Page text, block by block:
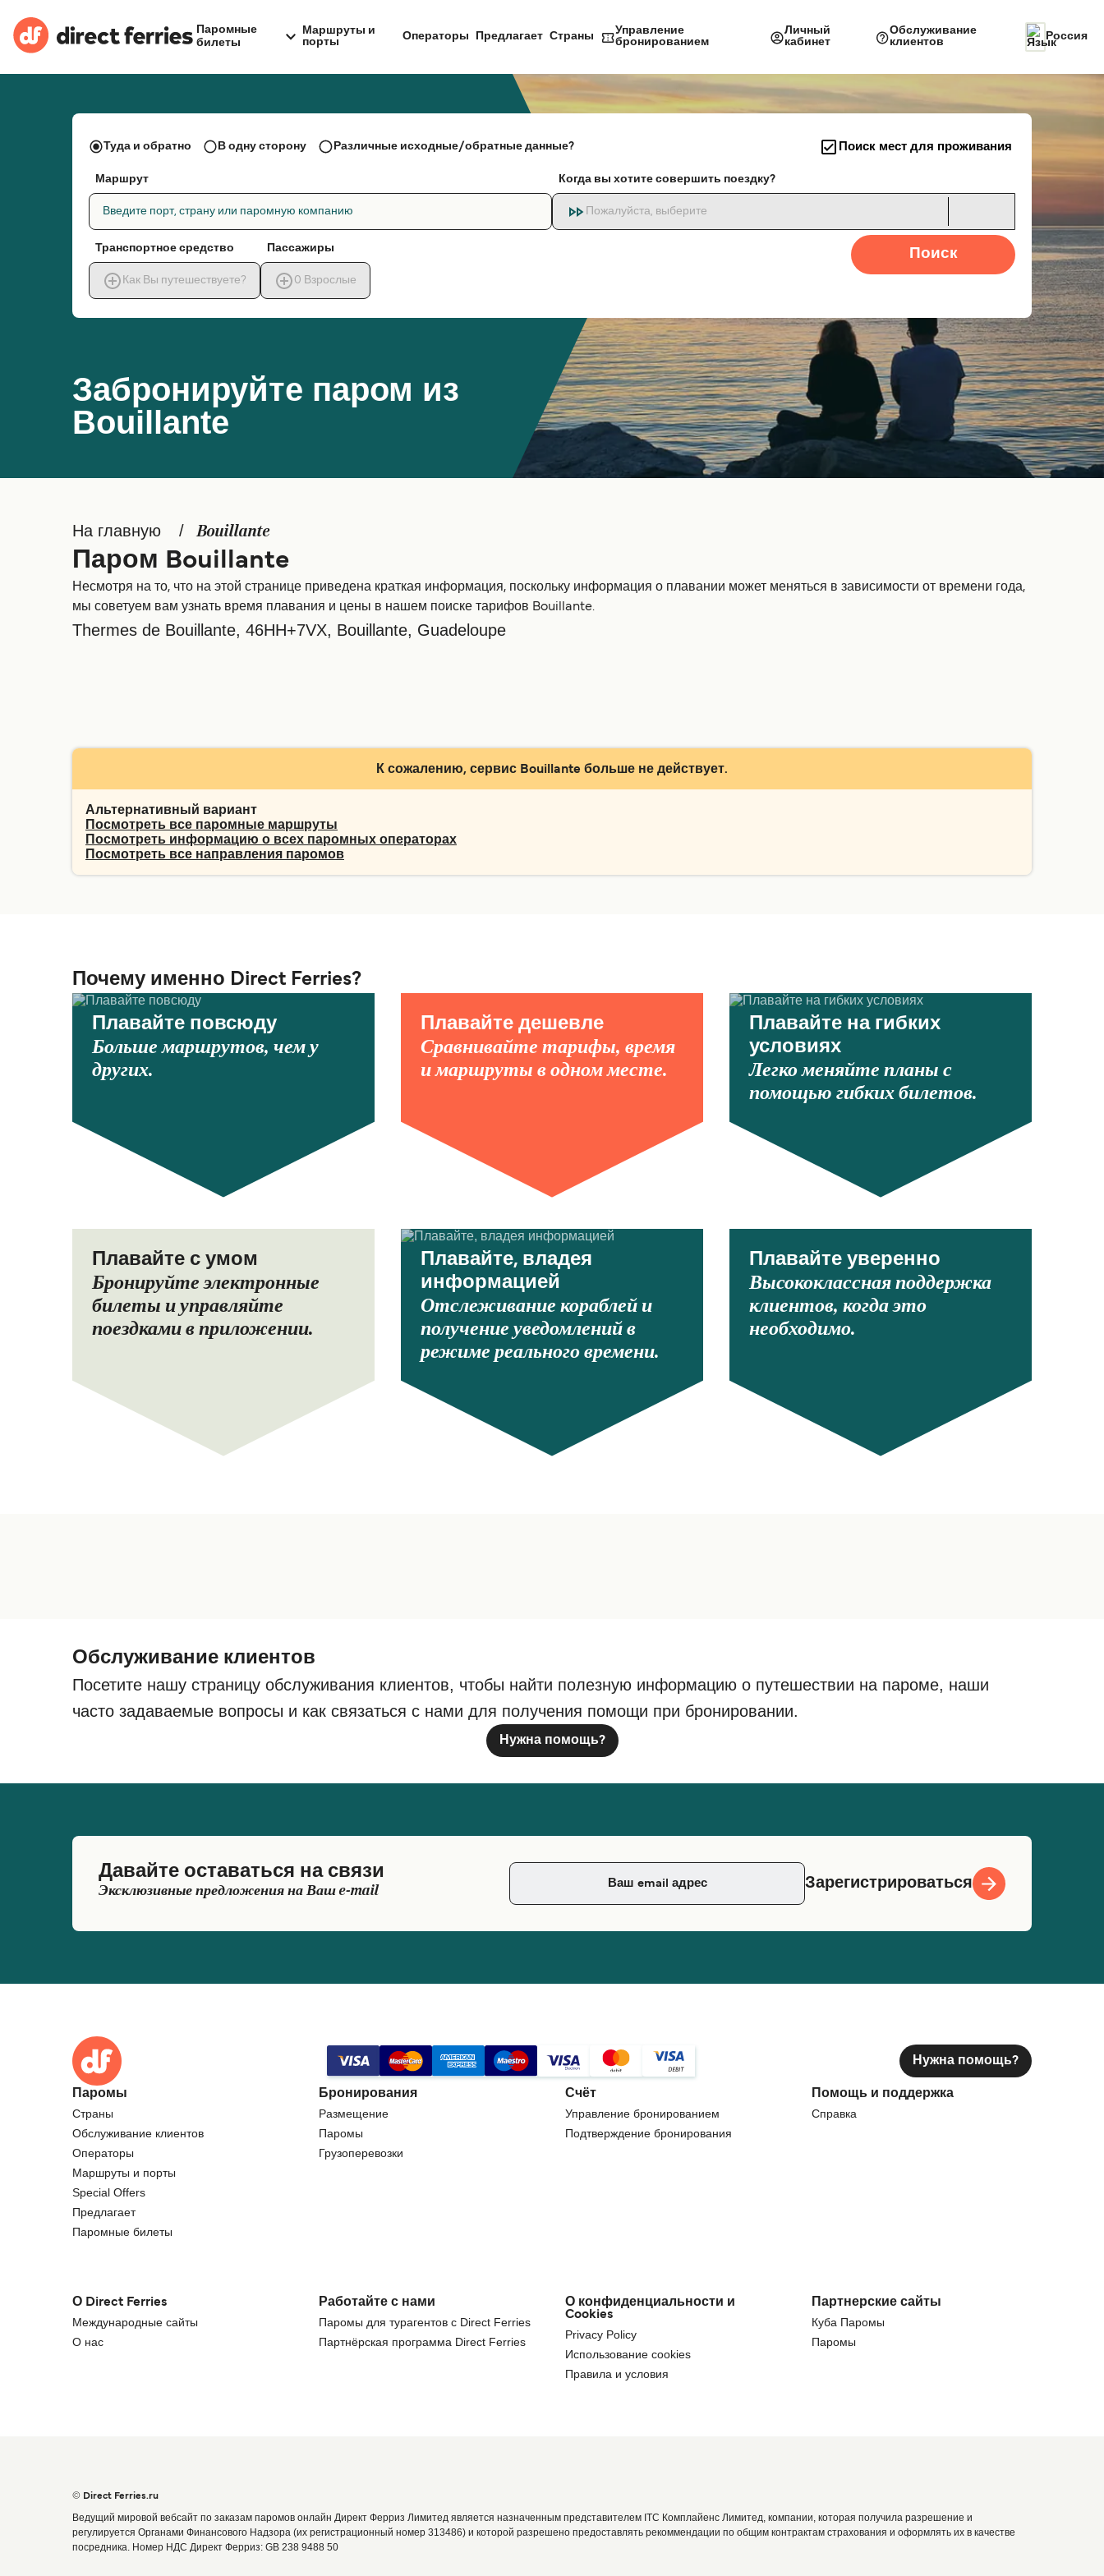
Паромные
билеты
Маршруты и
порты
Операторы Предлагает Страны
Управление
бронированием
Личный
кабинет
Обслуживание
клиентов
Россия
Забронируйте паром из
Bouillante
Туда и обратно В одну сторону Различные исходные/обратные данные? Поиск мест для проживания
Маршрут
Введите порт, страну или паромную компанию
Когда вы хотите совершить поездку?
Пожалуйста, выберите
Транспортное средство
Как Вы путешествуете?
Пассажиры
0 Взрослые
Поиск
На главную Bouillante
Паром Bouillante
Несмотря на то, что на этой странице приведена краткая информация, поскольку информация о плавании может меняться в зависимости от времени года,
мы советуем вам узнать время плавания и цены в нашем поиске тарифов Bouillante.
Thermes de Bouillante, 46HH+7VX, Bouillante, Guadeloupe
К сожалению, сервис Bouillante больше не действует.
Альтернативный вариант
Посмотреть все паромные маршруты
Посмотреть информацию о всех паромных операторах
Посмотреть все направления паромов
Почему именно Direct Ferries?
Плавайте повсюду
Больше маршрутов, чем у
других.
Плавайте дешевле
Сравнивайте тарифы, время
и маршруты в одном месте.
Плавайте на гибких
условиях
Легко меняйте планы с
помощью гибких билетов.
Плавайте с умом
Бронируйте электронные
билеты и управляйте
поездками в приложении.
Плавайте, владея
информацией
Отслеживание кораблей и
получение уведомлений в
режиме реального времени.
Плавайте уверенно
Высококлассная поддержка
клиентов, когда это
необходимо.
Обслуживание клиентов
Посетите нашу страницу обслуживания клиентов, чтобы найти полезную информацию о путешествии на пароме, наши
часто задаваемые вопросы и как связаться с нами для получения помощи при бронировании.
Нужна помощь?
Давайте оставаться на связи
Эксклюзивные предложения на Ваш e-mail Зарегистрироваться
Нужна помощь?
Паромы
Страны
Обслуживание клиентов
Операторы
Маршруты и порты
Special Offers
Предлагает
Паромные билеты
Бронирования
Размещение
Паромы
Грузоперевозки
Счёт
Управление бронированием
Подтверждение бронирования
Помощь и поддержка
Справка
О Direct Ferries
Международные сайты
О нас
Работайте с нами
Паромы для турагентов с Direct Ferries
Партнёрская программа Direct Ferries
О конфиденциальности и
Cookies
Privacy Policy
Использование cookies
Правила и условия
Партнерские сайты
Куба Паромы
Паромы
© Direct Ferries.ru
Ведущий мировой вебсайт по заказам паромов онлайн Директ Ферриз Лимитед является назначенным представителем ITC Комплайенс Лимитед, компании, которая получила разрешение и
регулируется Органами Финансового Надзора (их регистрационный номер 313486) и которой разрешено предоставлять рекоммендации по общим контрактам страхования и оформлять их в качестве
посредника. Номер НДС Директ Ферриз: GB 238 9488 50